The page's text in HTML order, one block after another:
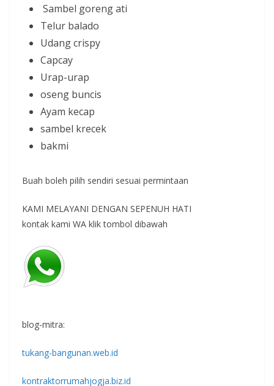
Sambel goreng ati
Telur balado
Udang crispy
Capcay
Urap-urap
oseng buncis
Ayam kecap
sambel krecek
bakmi
Buah boleh pilih sendiri sesuai permintaan
KAMI MELAYANI DENGAN SEPENUH HATI
kontak kami WA klik tombol dibawah
blog-mitra:
tukang-bangunan.web.id
kontraktorrumahjogja.biz.id